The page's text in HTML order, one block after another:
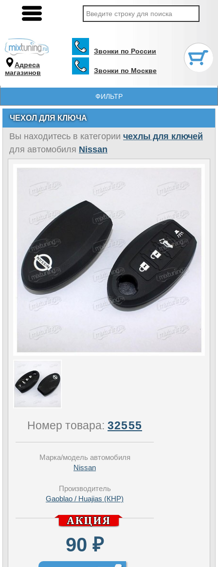
Адреса
магазинов
Звонки по России
Звонки по Москве
ФИЛЬТР
ЧЕХОЛ ДЛЯ КЛЮЧА
Вы находитесь в категории чехлы для ключей
для автомобиля Nissan
Номер товара: 32555
Марка/модель автомобиля
Nissan
Производитель
Gaoblao / Huajias (КНР)
90 ₽